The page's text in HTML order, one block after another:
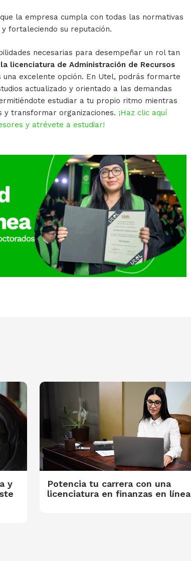
la empresa cumpla con todas las normativas
fortaleciendo su reputación.
necesarias para desempeñar un rol tan
licenciatura de Administración de Recursos
una excelente opción. En Utel, podrás formarte
actualizado y orientado a las demandas
estudiar a tu propio ritmo mientras
transformar organizaciones. ¡Haz clic aquí
y atrévete a estudiar!
y
Potencia tu carrera con una
licenciatura en finanzas en línea